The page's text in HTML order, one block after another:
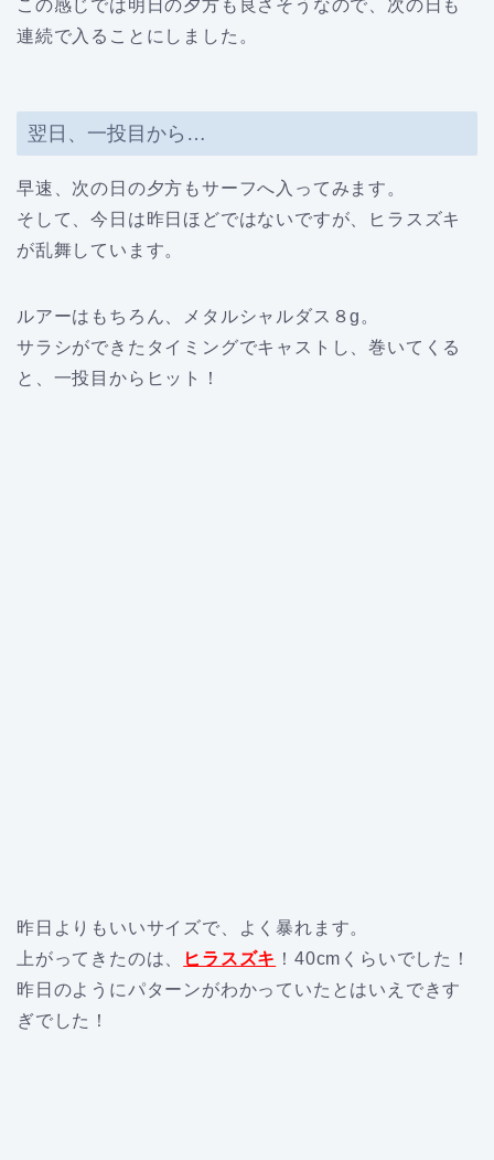
この感じでは明日の夕方も良さそうなので、次の日も
連続で入ることにしました。
翌日、一投目から…
早速、次の日の夕方もサーフへ入ってみます。
そして、今日は昨日ほどではないですが、ヒラスズキ
が乱舞しています。
ルアーはもちろん、メタルシャルダス８g。
サラシができたタイミングでキャストし、巻いてくる
と、一投目からヒット！
昨日よりもいいサイズで、よく暴れます。
上がってきたのは、
ヒラスズキ ！40cmくらいでした！
昨日のようにパターンがわかっていたとはいえできす
ぎでした！